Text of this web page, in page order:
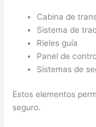
Cabina de
Sistema de
Rieles guía
Panel de
Sistemas de
Estos elementos
seguro.